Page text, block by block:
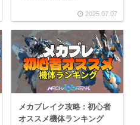
2025.07.07
メカブレイク攻略 : 初心者
オススメ機体ランキング